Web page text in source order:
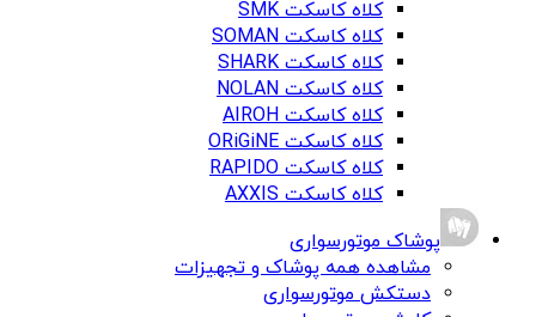
کلاه کاسکت SMK
کلاه کاسکت SOMAN
کلاه کاسکت SHARK
کلاه کاسکت NOLAN
کلاه کاسکت AIROH
کلاه کاسکت ORiGiNE
کلاه کاسکت RAPIDO
کلاه کاسکت AXXIS
پوشاک موتورسواری
مشاهده همه پوشاک و تجهیزات
دستکش موتورسواری